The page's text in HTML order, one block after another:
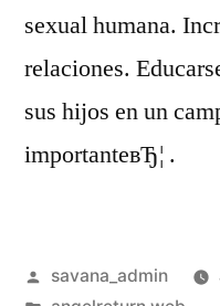
sexual humana.
relaciones.
sus hijos en un
importanteвЂ¦ .
savana_admin